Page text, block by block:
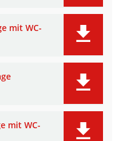
mit WC-
mit WC-